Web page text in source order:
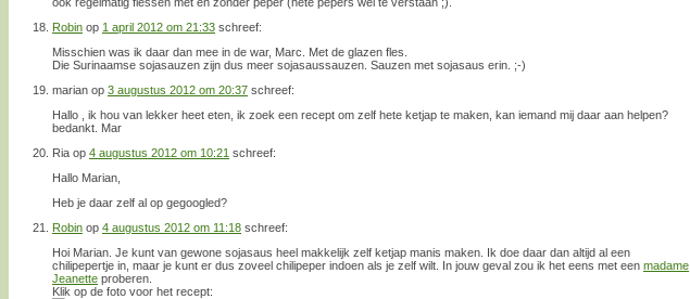
Robin op 1 april 2012 om 21:33 schreef:
Misschien was ik daar dan mee in de war, Marc. Met de glazen fles.
Die Surinaamse sojasauzen zijn dus meer sojasaussauzen. Sauzen met sojasaus erin. ;-)
marian op 3 augustus 2012 om 20:37 schreef:
Hallo , ik hou van lekker heet eten, ik zoek een recept om zelf hete ketjap te maken, kan iemand mij daar aan helpen?
bedankt. Mar
Ria op 4 augustus 2012 om 10:21 schreef:
Hallo Marian,
Heb je daar zelf al op gegoogled?
Robin op 4 augustus 2012 om 11:18 schreef:
Hoi Marian. Je kunt van gewone sojasaus heel makkelijk zelf ketjap manis maken. Ik doe daar dan altijd al een
chilipepertje in, maar je kunt er dus zoveel chilipeper indoen als je zelf wilt. In jouw geval zou ik het eens met een madame
Jeanette proberen.
Klik op de foto voor het recept: